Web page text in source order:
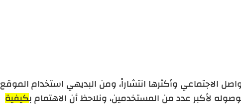
الاجتماعي وأكثرها انتشاراً، ومن البديهي استخدام الموقع
لأكبر عدد من المستخدمين، ونلاحظ أن الاهتمام بكيفية